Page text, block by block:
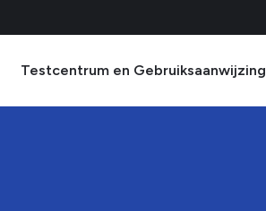
Testcentrum en Gebruiksaanwijzing